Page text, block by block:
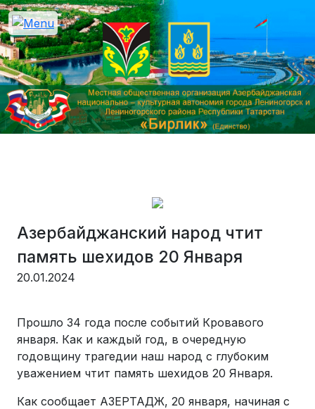
Азербайджанский народ чтит
память шехидов 20 Января
20.01.2024
Прошло 34 года после событий Кровавого
января. Как и каждый год, в очередную
годовщину трагедии наш народ с глубоким
уважением чтит память шехидов 20 Января.
Как сообщает АЗЕРТАДЖ, 20 января, начиная с